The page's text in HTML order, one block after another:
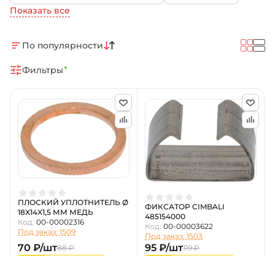
Показать все
По популярности
Фильтры
ПЛОСКИЙ УПЛОТНИТЕЛЬ Ø
18X14X1,5 ММ МЕДЬ
Код: 00-00002316
Под заказ: 1509
70 ₽/шт88 ₽
ФИКСАТОР CIMBALI
485154000
Код: 00-00003622
Под заказ: 1503
95 ₽/шт119 ₽